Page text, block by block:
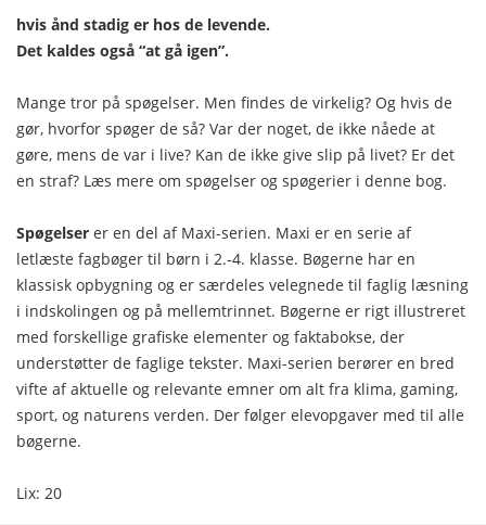
hvis ånd stadig er hos de levende.
Det kaldes også “at gå igen”.
Mange tror på spøgelser. Men findes de virkelig? Og hvis de
gør, hvorfor spøger de så? Var der noget, de ikke nåede at
gøre, mens de var i live? Kan de ikke give slip på livet? Er det
en straf? Læs mere om spøgelser og spøgerier i denne bog.
Spøgelser er en del af Maxi-serien. Maxi er en serie af
letlæste fagbøger til børn i 2.-4. klasse. Bøgerne har en
klassisk opbygning og er særdeles velegnede til faglig læsning
i indskolingen og på mellemtrinnet. Bøgerne er rigt illustreret
med forskellige grafiske elementer og faktabokse, der
understøtter de faglige tekster. Maxi-serien berører en bred
vifte af aktuelle og relevante emner om alt fra klima, gaming,
sport, og naturens verden. Der følger elevopgaver med til alle
bøgerne.
Lix: 20